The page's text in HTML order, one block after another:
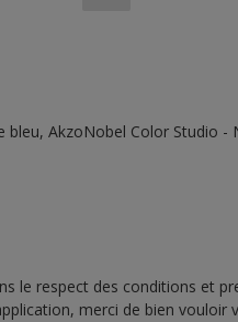
bleu, AkzoNobel Color Studio
le respect des conditions et
merci de bien